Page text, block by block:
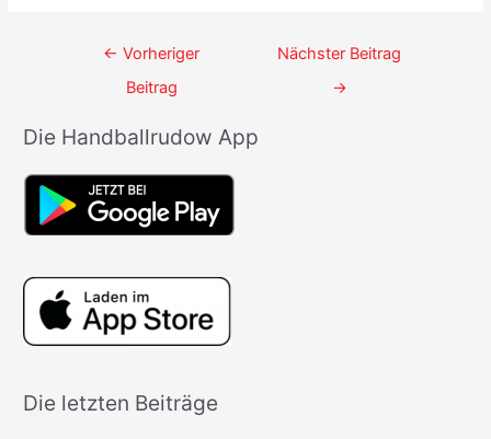
Beitrags-
← Vorheriger
Beitrag
Nächster Beitrag
→
Die Handballrudow App
Die letzten Beiträge